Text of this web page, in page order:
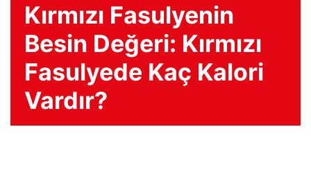
Kırmızı Fasulyenin
Besin Değeri: Kırmızı
Fasulyede Kaç Kalori
Vardır?